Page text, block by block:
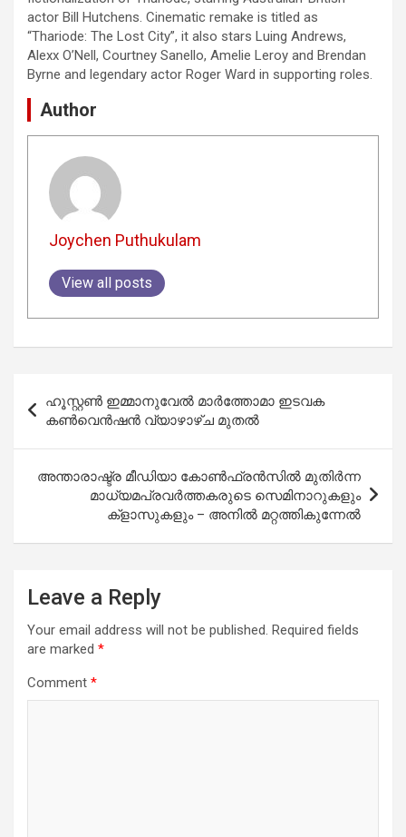
actor Bill Hutchens. Cinematic remake is titled as
“Thariode: The Lost City”, it also stars Luing Andrews,
Alexx O’Nell, Courtney Sanello, Amelie Leroy and Brendan
Byrne and legendary actor Roger Ward in supporting roles.
Author
Joychen Puthukulam
View all posts
navigation
ഹൂസ്റ്റൺ ഇമ്മാനുവേൽ മാർത്തോമാ ഇടവക
കൺവെൻഷൻ വ്യാഴാഴ്ച മുതൽ
അന്താരാഷ്ട്ര മീഡിയാ കോണ്‍ഫ്രന്‍സില്‍ മുതിര്‍ന്ന
മാധ്യമപ്രവര്‍ത്തകരുടെ സെമിനാറുകളും
ക്‌ളാസുകളും – അനില്‍ മറ്റത്തികുന്നേല്‍
Leave a Reply
Your email address will not be published. Required fields
are marked *
Comment *